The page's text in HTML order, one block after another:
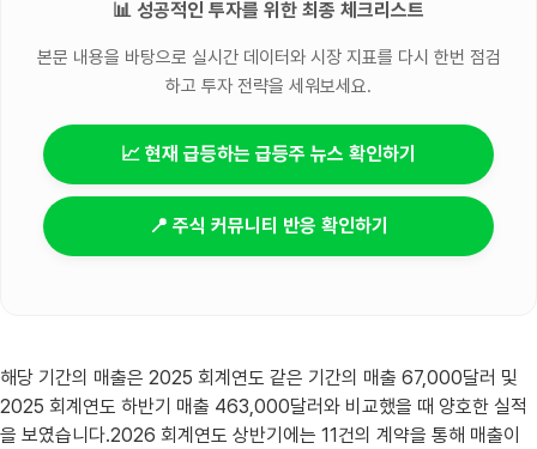
📊 성공적인 투자를 위한 최종 체크리스트
본문 내용을 바탕으로 실시간 데이터와 시장 지표를 다시 한번 점검
하고 투자 전략을 세워보세요.
📈 현재 급등하는 급등주 뉴스 확인하기
📍 주식 커뮤니티 반응 확인하기
해당 기간의 매출은 2025 회계연도 같은 기간의 매출 67,000달러 및
2025 회계연도 하반기 매출 463,000달러와 비교했을 때 양호한 실적
을 보였습니다.2026 회계연도 상반기에는 11건의 계약을 통해 매출이